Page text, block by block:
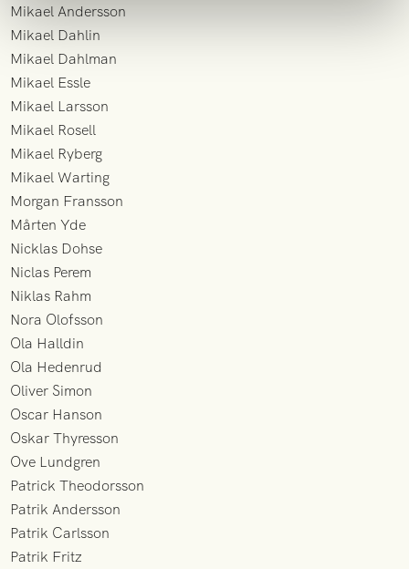
Mikael Andersson
Mikael Dahlin
Mikael Dahlman
Mikael Essle
Mikael Larsson
Mikael Rosell
Mikael Ryberg
Mikael Warting
Morgan Fransson
Mårten Yde
Nicklas Dohse
Niclas Perem
Niklas Rahm
Nora Olofsson
Ola Halldin
Ola Hedenrud
Oliver Simon
Oscar Hanson
Oskar Thyresson
Ove Lundgren
Patrick Theodorsson
Patrik Andersson
Patrik Carlsson
Patrik Fritz